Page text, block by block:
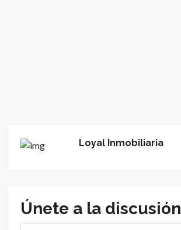
Loyal Inmobiliaria
Únete a la discusión